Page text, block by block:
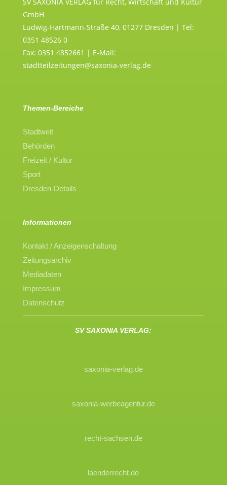
GmbH
Ludwig-Hartmann-Straße 40, 01277 Dresden | Tel:
0351 48526 0
Fax: 0351 4852661 | E-Mail:
stadtteilzeitungen@saxonia-verlag.de
Themen-Bereiche
Stadtweit
Behörden
Freizeit / Kultur
Sport
Dresden-Details
Informationen
Kontakt / Anzeigenschaltung
Zeitungsarchiv
Mediadaten
Impressum
Datenschutz
SV SAXONIA VERLAG:
saxonia-verlag.de
saxonia-werbeagentur.de
recht-sachsen.de
laenderrecht.de